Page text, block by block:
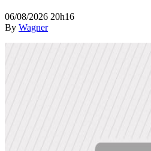
06/08/2026 20h16
By Wagner